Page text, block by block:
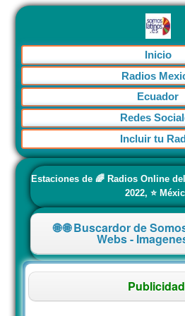
Inicio
Radios
Ecuador
Redes
Incluir tu
Estaciones de 🌈 Radios Online
2022, ⭐️
🌐 🌐 Buscardor de
Webs -